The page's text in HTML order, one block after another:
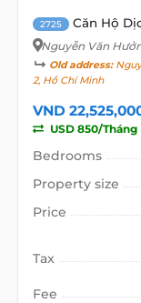
2725 Căn Hộ
Nguyễn Văn
Old address:
2, Hồ Chí Minh
VND
USD 850/Tháng
Bedrooms
Property size
Price
Tax
Fee